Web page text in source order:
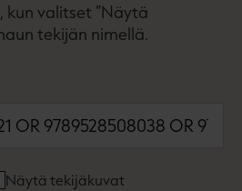
valitset ”Näytä
tekijän nimellä.
Näytä tekijäkuvat